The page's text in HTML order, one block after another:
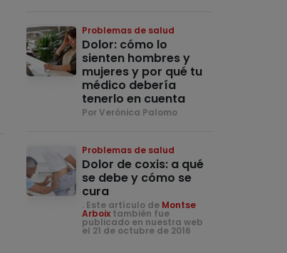
Problemas de salud
Dolor: cómo lo
sienten hombres y
mujeres y por qué tu
médico debería
tenerlo en cuenta
Por Verónica Palomo
Problemas de salud
Dolor de coxis: a qué
se debe y cómo se
cura
. Este artículo de Montse
Arboix también fue
publicado en nuestra web
el 21 de octubre de 2016